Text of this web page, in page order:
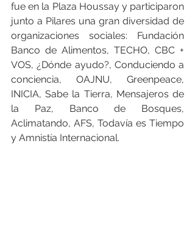
fue en la Plaza Houssay y participaron
junto a Pilares una gran diversidad de
organizaciones sociales: Fundación
Banco de Alimentos, TECHO, CBC +
VOS, ¿Dónde ayudo?, Conduciendo a
conciencia, OAJNU, Greenpeace,
INICIA, Sabe la Tierra, Mensajeros de
la Paz, Banco de Bosques,
Aclimatando, AFS, Todavía es Tiempo
y Amnistía Internacional.